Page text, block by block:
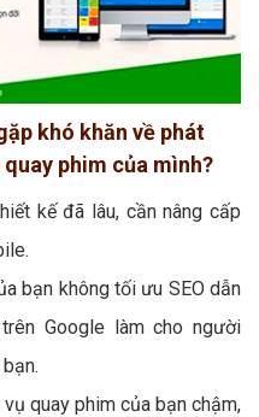
khó khăn về phát
phim của mình?
kế đã lâu, cần nâng cấp
bạn không tối ưu SEO dẫn
Google làm cho người
quay phim của bạn chậm,